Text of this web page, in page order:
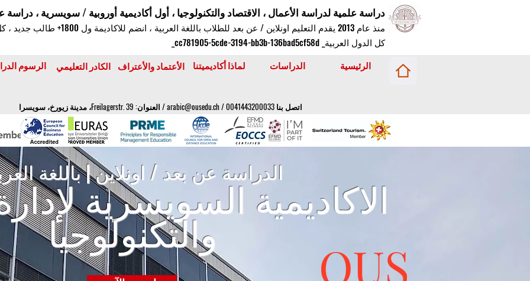
دراسة علمية لدراسة الأعمال ، الاقتصاد والتكنولوجيا ، أول أكاديمية أوروبية / سويسرية ، دراسة
كل الدول العربية_ cc781905-5cde-3194-bb3b-136bad5cf58d_
الرسوم الكادر التعليمي الأعتماد والأعتراف لماذا أكاديميتنا الدراسات الرئيسية
اتصل بنا 0041443200033 / arabic@ousedu.ch/ العنوان: Freilagerstr. 39، مدينة زيورخ، سويسرا
الدراسة عن بعد / اونلاين | باللغة
الاكاديمية السويسرية
والتكنولوجيا